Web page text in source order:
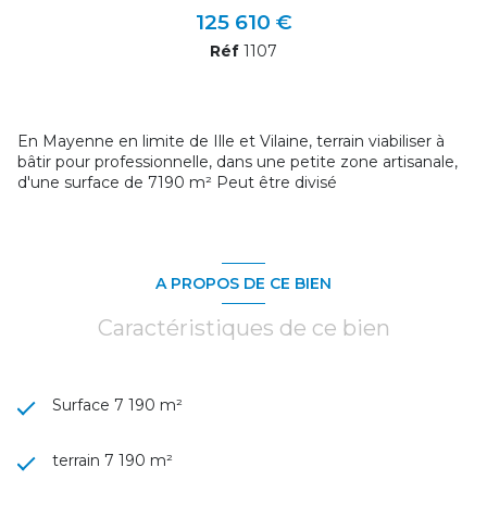
125 610 €
Réf 1107
En Mayenne en limite de Ille et Vilaine, terrain viabiliser à
bâtir pour professionnelle, dans une petite zone artisanale,
d'une surface de 7190 m² Peut être divisé
A PROPOS DE CE BIEN
Caractéristiques de ce bien
Surface 7 190 m²
terrain 7 190 m²